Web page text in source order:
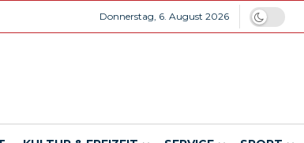
Donnerstag, 6. August 2026